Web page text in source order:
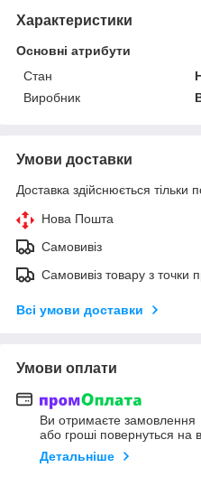
Характеристики
Основні атрибути
Стан
Виробник
Умови доставки
Доставка здійснюється тільки
Нова Пошта
Самовивіз
Самовивіз товару з точки
Всі умови доставки
Умови оплати
Ви отримаєте замовлення
або гроші повернуться на
Детальніше